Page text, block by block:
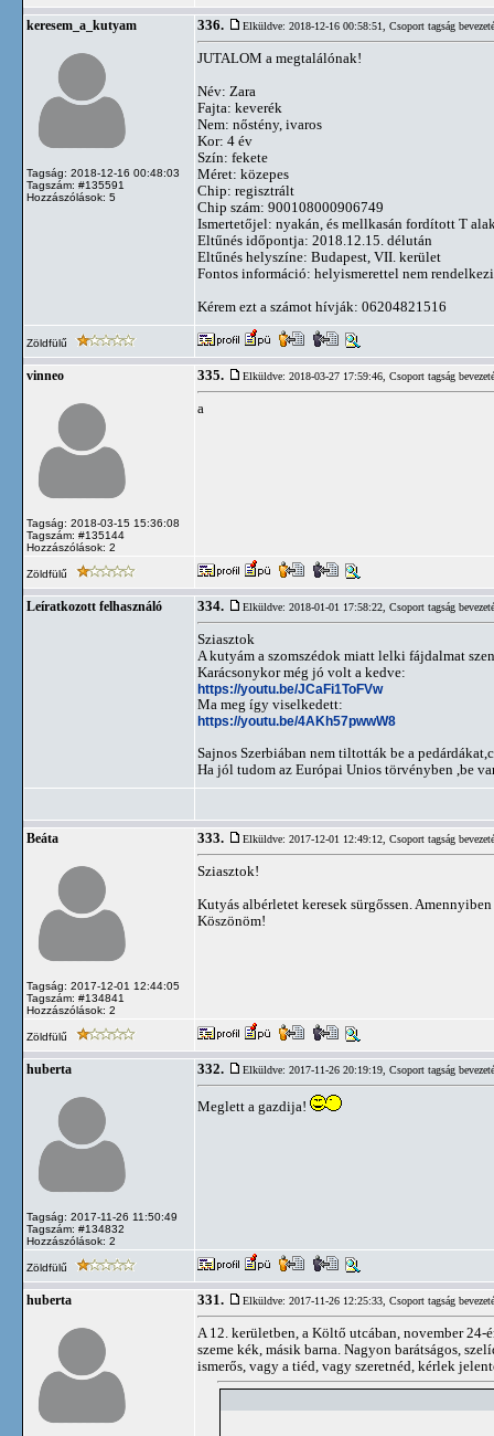
keresem_a_kutyam
Tagság: 2018-12-16 00:48:03
Tagszám: #135591
Hozzászólások: 5
336. Elküldve: 2018-12-16 00:58:51, Csoport tagság
JUTALOM a megtalálónak!
Név: Zara
Fajta: keverék
Nem: nőstény, ivaros
Kor: 4 év
Szín: fekete
Méret: közepes
Chip: regisztrált
Chip szám: 900108000906749
Ismertetőjel: nyakán, és mellkasán fordított T
Eltűnés időpontja: 2018.12.15. délután
Eltűnés helyszíne: Budapest, VII. kerület
Fontos információ: helyismerettel nem
Kérem ezt a számot hívják: 06204821516
Zöldfülű
vinneo
Tagság: 2018-03-15 15:36:08
Tagszám: #135144
Hozzászólások: 2
335. Elküldve: 2018-03-27 17:59:46, Csoport tagság
a
Zöldfülű
Leíratkozott felhasználó 334. Elküldve: 2018-01-01 17:58:22, Csoport tagság
Sziasztok
A kutyám a szomszédok miatt lelki fájdalmat
Karácsonykor még jó volt a kedve:
https://youtu.be/JCaFi1ToFVw
Ma meg így viselkedett:
https://youtu.be/4AKh57pwwW8
Sajnos Szerbiában nem tiltották be a
Ha jól tudom az Európai Unios törvényben ,be
Beáta
Tagság: 2017-12-01 12:44:05
Tagszám: #134841
Hozzászólások: 2
333. Elküldve: 2017-12-01 12:49:12, Csoport tagság
Sziasztok!
Kutyás albérletet keresek sürgőssen.
Köszönöm!
Zöldfülű
huberta
Tagság: 2017-11-26 11:50:49
Tagszám: #134832
Hozzászólások: 2
332. Elküldve: 2017-11-26 20:19:19, Csoport tagság
Meglett a gazdija!
Zöldfülű
huberta 331. Elküldve: 2017-11-26 12:25:33, Csoport tagság
A 12. kerületben, a Költő utcában, november
szeme kék, másik barna. Nagyon barátságos,
ismerős, vagy a tiéd, vagy szeretnéd, kérlek